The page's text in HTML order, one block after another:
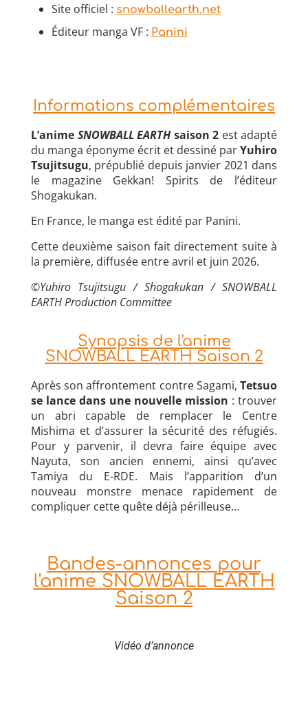
Site officiel : snowballearth.net
Éditeur manga VF : Panini
Informations complémentaires
L’anime SNOWBALL EARTHsaison 2 est adapté
du manga éponyme écrit et dessiné parYuhiro
Tsujitsugu, prépublié depuis janvier 2021 dans
le magazine Gekkan! Spirits de l’éditeur
Shogakukan.
En France, le manga est édité par Panini.
Cette deuxième saison fait directement suite à
la première, diffusée entre avril et juin 2026.
©Yuhiro Tsujitsugu / Shogakukan / SNOWBALL
EARTH Production Committee
Synopsis de l'anime
SNOWBALL EARTH Saison 2
Après son affrontement contre Sagami, Tetsuo
se lance dans une nouvelle mission : trouver
un abri capable de remplacer le Centre
Mishima et d’assurer la sécurité des réfugiés.
Pour y parvenir, il devra faire équipe avec
Nayuta, son ancien ennemi, ainsi qu’avec
Tamiya du E-RDE. Mais l’apparition d’un
nouveau monstre menace rapidement de
compliquer cette quête déjà périlleuse…
Bandes-annonces pour
l'anime SNOWBALL EARTH
Saison 2
Vidéo d’annonce